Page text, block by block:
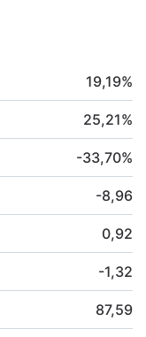
19,19%
25,21%
-33,70%
-8,96
0,92
-1,32
87,59